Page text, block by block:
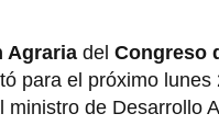
Agraria del Congreso
para el próximo lunes
ministro de Desarrollo